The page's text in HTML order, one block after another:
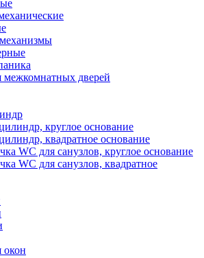
межкомнатных дверей
круглое основание
квадратное основание
WC для санузлов, круглое основание
WC для санузлов, квадратное
окон